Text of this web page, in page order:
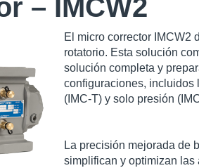
– IMCW2
El micro corrector IMCW2
rotatorio. Esta solución
solución completa y
configuraciones, incluidos
(IMC-T) y solo presión
La precisión mejorada de
simplifican y optimizan las